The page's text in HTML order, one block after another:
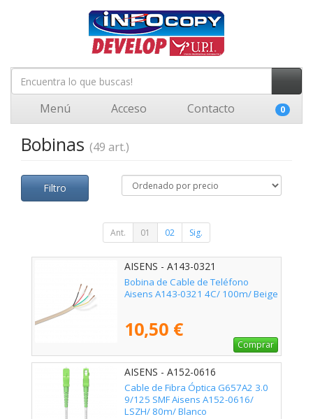
Menú Acceso Contacto 0
Bobinas (49 art.)
Filtro
Ant. 01 02 Sig.
AISENS - A143-0321
Bobina de Cable de Teléfono
Aisens A143-0321 4C/ 100m/ Beige
10,50 €
Comprar
AISENS - A152-0616
Cable de Fibra Óptica G657A2 3.0
9/125 SMF Aisens A152-0616/
LSZH/ 80m/ Blanco